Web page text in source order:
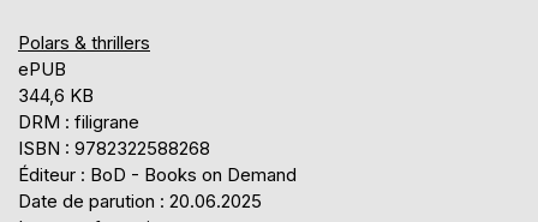
Polars & thrillers
ePUB
344,6 KB
DRM : filigrane
ISBN : 9782322588268
Éditeur : BoD - Books on Demand
Date de parution : 20.06.2025